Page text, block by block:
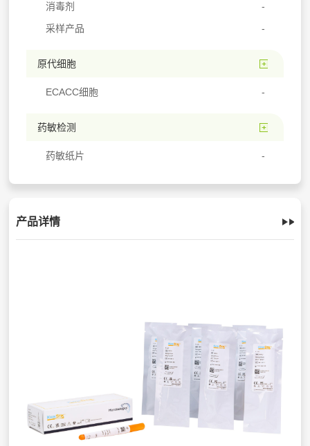
消毒剂
采样产品
原代细胞
ECACC细胞
药敏检测
药敏纸片
产品详情